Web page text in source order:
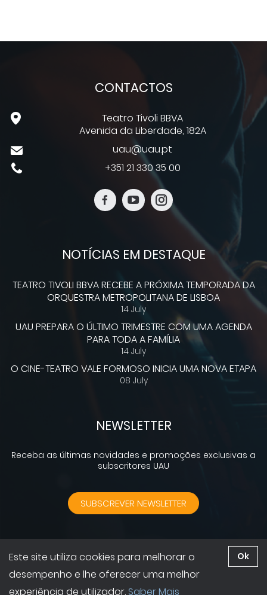
CONTACTOS
Teatro Tivoli BBVA
Avenida da Liberdade, 182A
uau@uau.pt
+351 21 330 35 00
NOTÍCIAS EM DESTAQUE
TEATRO TIVOLI BBVA RECEBE A PRÓXIMA TEMPORADA DA
ORQUESTRA METROPOLITANA DE LISBOA
14 July
UAU PREPARA O ÚLTIMO TRIMESTRE COM UMA AGENDA
PARA TODA A FAMÍLIA
14 July
O CINE-TEATRO VALE FORMOSO INICIA UMA NOVA ETAPA
08 July
NEWSLETTER
Receba as últimas novidades e promoções exclusivas a
subscritores UAU
SUBSCREVER NEWSLETTER
2026 © UAU. Todos os direitos reservados | Desenvolvido por
GruntsWork
Contactos|Política de Privacidade
Ok
Este site utiliza cookies para melhorar o
desempenho e lhe oferecer uma melhor
experiência de utilizador. Saber Mais